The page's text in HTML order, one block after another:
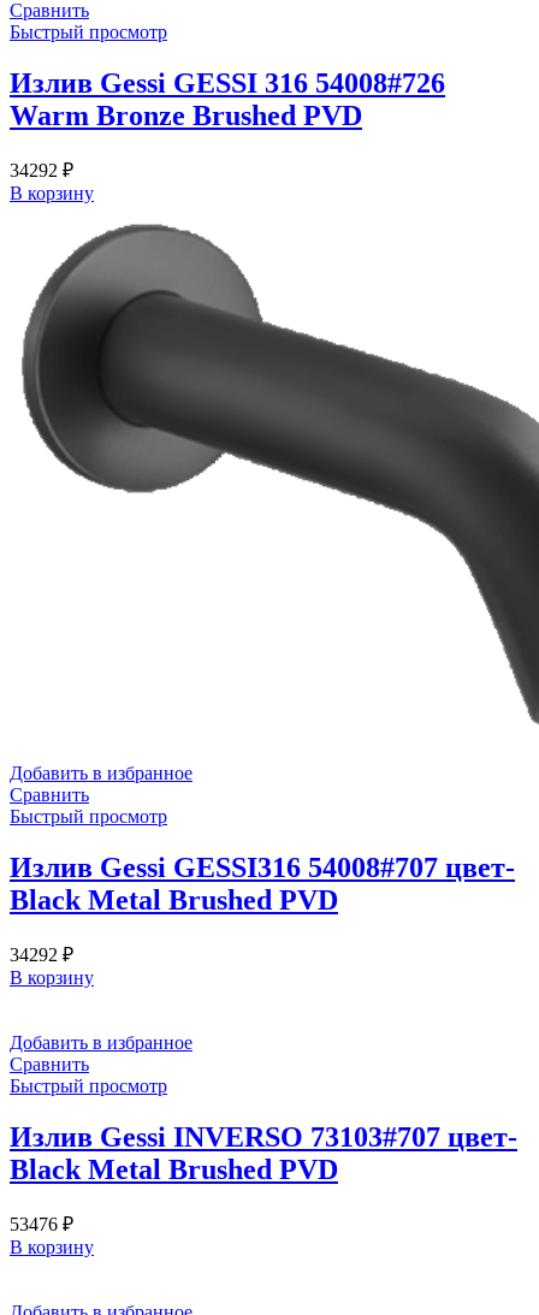
Сравнить
Быстрый просмотр
Излив Gessi GESSI 316 54008#726
Warm Bronze Brushed PVD
34292 ₽
В корзину
Добавить в избранное
Сравнить
Быстрый просмотр
Излив Gessi GESSI316 54008#707 цвет-
Black Metal Brushed PVD
34292 ₽
В корзину
Добавить в избранное
Сравнить
Быстрый просмотр
Излив Gessi INVERSO 73103#707 цвет-
Black Metal Brushed PVD
53476 ₽
В корзину